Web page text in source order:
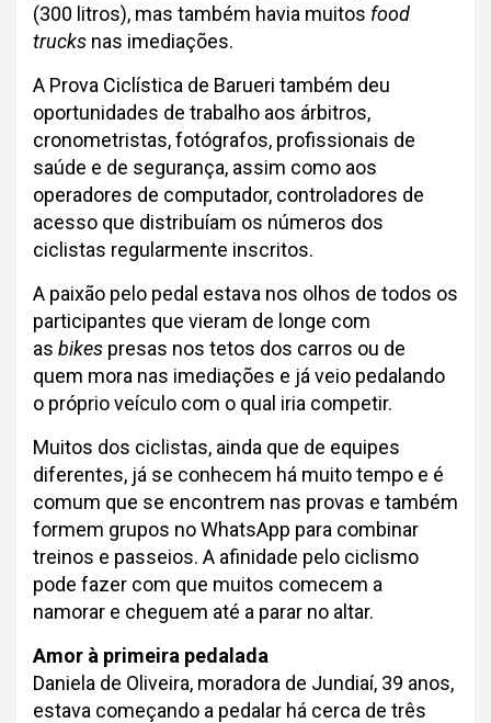
(300 litros), mas também havia muitos food
trucks nas imediações.
A Prova Ciclística de Barueri também deu
oportunidades de trabalho aos árbitros,
cronometristas, fotógrafos, profissionais de
saúde e de segurança, assim como aos
operadores de computador, controladores de
acesso que distribuíam os números dos
ciclistas regularmente inscritos.
A paixão pelo pedal estava nos olhos de todos os
participantes que vieram de longe com
as bikes presas nos tetos dos carros ou de
quem mora nas imediações e já veio pedalando
o próprio veículo com o qual iria competir.
Muitos dos ciclistas, ainda que de equipes
diferentes, já se conhecem há muito tempo e é
comum que se encontrem nas provas e também
formem grupos no WhatsApp para combinar
treinos e passeios. A afinidade pelo ciclismo
pode fazer com que muitos comecem a
namorar e cheguem até a parar no altar.
Amor à primeira pedalada
Daniela de Oliveira, moradora de Jundiaí, 39 anos,
estava começando a pedalar há cerca de três